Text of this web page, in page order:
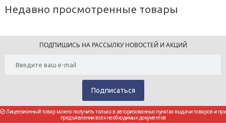
Недавно просмотренные товары
ПОДПИШИСЬ НА РАССЫЛКУ НОВОСТЕЙ И АКЦИЙ
Лицензионный товар можно получить только в авторизованных пунктах выдачи товаров и при
предъявлении всех необходимых документов